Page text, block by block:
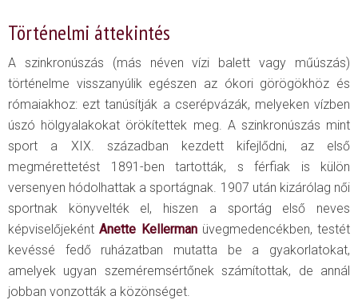
Történelmi áttekintés
A szinkronúszás (más néven vízi balett vagy műúszás)
történelme visszanyúlik egészen az ókori görögökhöz és
rómaiakhoz: ezt tanúsítják a cserépvázák, melyeken vízben
úszó hölgyalakokat örökítettek meg. A szinkronúszás mint
sport a XIX. században kezdett kifejlődni, az első
megmérettetést 1891-ben tartották, s férfiak is külön
versenyen hódolhattak a sportágnak. 1907 után kizárólag női
sportnak könyvelték el, hiszen a sportág első neves
képviselőjekéntAnette Kellermanüvegmedencékben, testét
kevéssé fedő ruházatban mutatta be a gyakorlatokat,
amelyek ugyan szeméremsértőnek számítottak, de annál
jobban vonzották a közönséget.